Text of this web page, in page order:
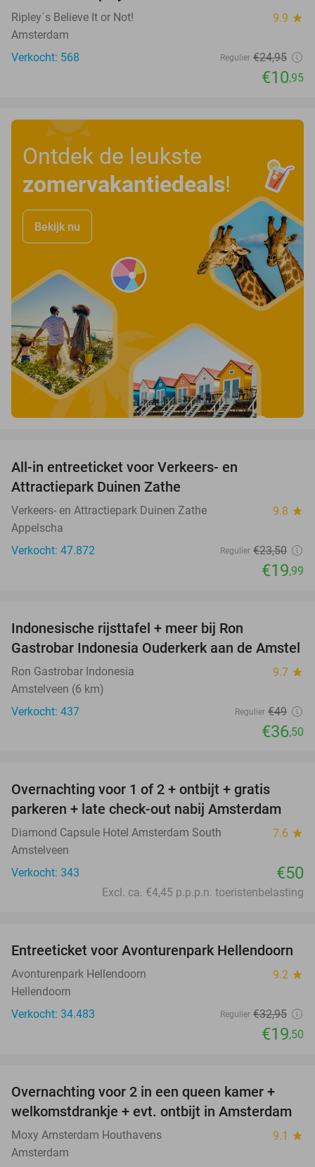
Ripley´s Believe It or Not! 9.9 star
Amsterdam
Verkocht: 568
Regulier €24,95
€10,95
Ontdek de leukste
zomervakantiedeals!
Bekijk nu
All-in entreeticket voor Verkeers- en
Attractiepark Duinen Zathe
Verkeers- en Attractiepark Duinen Zathe 9.8 star
Appelscha
Verkocht: 47.872
Regulier €23,50
€19,99
Indonesische rijsttafel + meer bij Ron
Gastrobar Indonesia Ouderkerk aan de Amstel
Ron Gastrobar Indonesia 9.7 star
Amstelveen (6 km)
Verkocht: 437
Regulier €49
€36,50
Overnachting voor 1 of 2 + ontbijt + gratis
parkeren + late check-out nabij Amsterdam
Diamond Capsule Hotel Amsterdam South 7.6 star
Amstelveen
Verkocht: 343
€50
Excl. ca. €4,45 p.p.p.n. toeristenbelasting
41%
Entreeticket voor Avonturenpark Hellendoorn
Avonturenpark Hellendoorn 9.2 star
Hellendoorn
Verkocht: 34.483
Regulier €32,95
€19,50
51%
Overnachting voor 2 in een queen kamer +
welkomstdrankje + evt. ontbijt in Amsterdam
Moxy Amsterdam Houthavens 9.1 star
Amsterdam